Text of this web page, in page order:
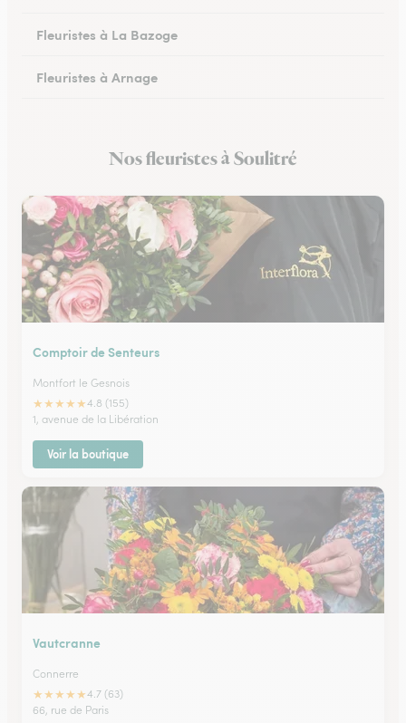
Fleuristes à La Bazoge
Fleuristes à Arnage
Fleuristes à ConlieNos fleuristes à Soulitré
Comptoir de Senteurs
Montfort le Gesnois
★★★★★4.8 (155)
1, avenue de la Libération
Voir la boutique
Vautcranne
Connerre
★★★★★4.7 (63)
66, rue de Paris